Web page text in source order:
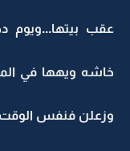
عقب بيتها...ويوم
خاشه ويهها في
وزعلن فنفس